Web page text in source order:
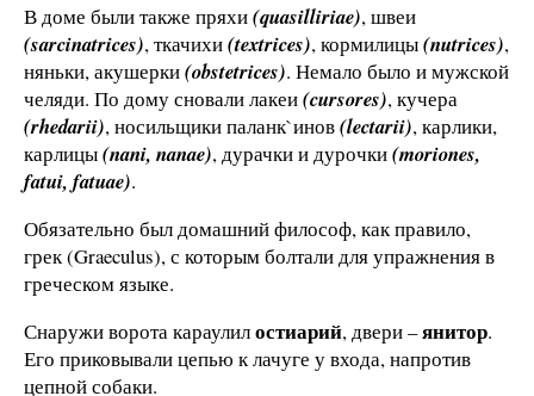
В доме были также пряхи(quasilliriae), швеи
(sarcinatrices), ткачихи(textrices), кормилицы(nutrices),
няньки, акушерки(obstetrices). Немало было и мужской
челяди. По дому сновали лакеи(cursores), кучера
(rhedarii), носильщики паланк`инов(lectarii), карлики,
карлицы(nani, nanae), дурачки и дурочки(moriones,
fatui, fatuae).
Обязательно был домашний философ, как правило,
грек (Graeculus), с которым болтали для упражнения в
греческом языке.
Снаружи ворота караулилостиарий, двери –янитор.
Его приковывали цепью к лачуге у входа, напротив
цепной собаки.